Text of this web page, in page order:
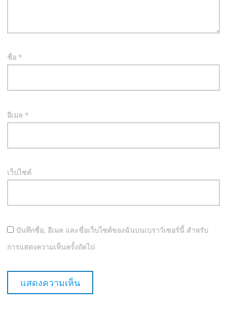
ชื่อ *
อีเมล *
เว็บไซต์
บันทึกชื่อ, อีเมล และชื่อเว็บไซต์ของฉันบนเบราว์เซอร์นี้ สำหรับ
การแสดงความเห็นครั้งถัดไป